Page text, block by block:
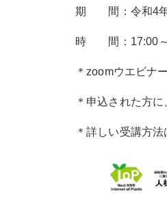
期 間：令和4年
時 間：17:00～
＊zoomウエビナ
＊申込された方
＊詳しい受講方